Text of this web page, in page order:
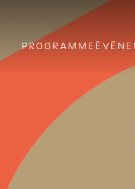
PROGRAMME